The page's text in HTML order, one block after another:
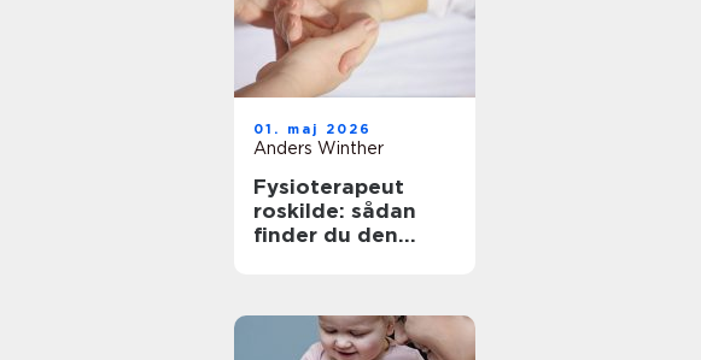
01. maj 2026
Anders Winther
Fysioterapeut
roskilde: sådan
finder du den